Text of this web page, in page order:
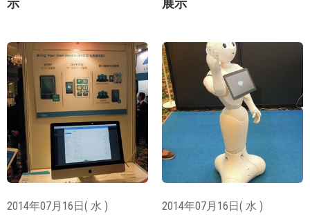
示
展示
2014年07月16日( 水 ) 2014年07月16日( 水 )